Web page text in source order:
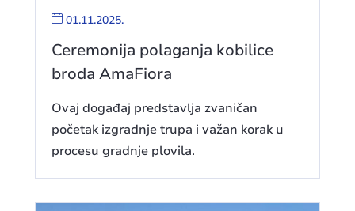
01.11.2025.
Ceremonija polaganja kobilice
broda AmaFiora
Ovaj događaj predstavlja zvaničan
početak izgradnje trupa i važan korak u
procesu gradnje plovila.